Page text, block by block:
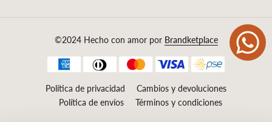
Política de privacidad
Cambios y devoluciones
Política de envíos
Términos y condiciones
©2024 Hecho con amor por Brandketplace